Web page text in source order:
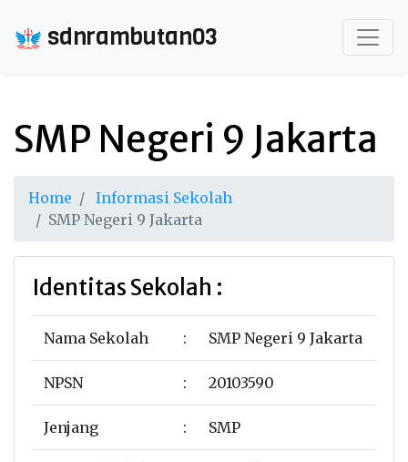
sdnrambutan03
SMP Negeri 9 Jakarta
Home
Informasi Sekolah
SMP Negeri 9 Jakarta
Identitas Sekolah :
Nama Sekolah : SMP Negeri 9 Jakarta
NPSN : 20103590
Jenjang : SMP